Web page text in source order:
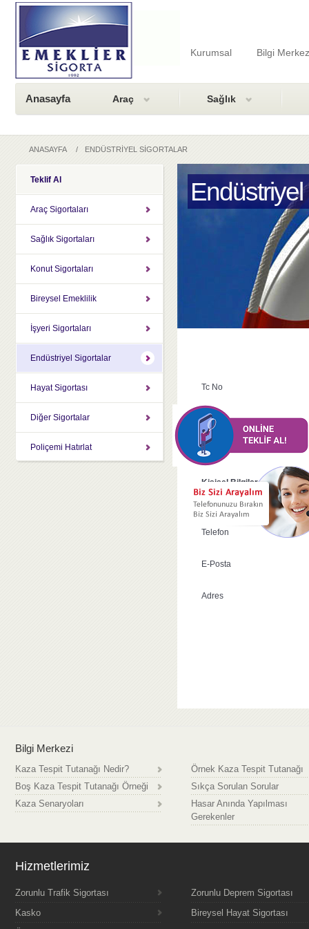
Anasayfa Araç Sağlık
Kurumsal Bilgi
ANASAYFA / ENDÜSTRİYEL SİGORTALAR
Tc No
Ürün Adı
Açıklama
Kişisel Bilgiler
Ad Soyad
Telefon
E-Posta
Adres
Teklif Al
Araç Sigortaları
Sağlık Sigortaları
Konut Sigortaları
Bireysel Emeklilik
İşyeri Sigortaları
Endüstriyel Sigortalar
Hayat Sigortası
Diğer Sigortalar
Poliçemi Hatırlat
Bilgi Merkezi
Kaza Tespit Tutanağı Nedir?
Boş Kaza Tespit Tutanağı Örneği
Kaza Senaryoları
Örnek Kaza Tespit Tutanağı
Sıkça Sorulan Sorular
Hasar Anında Yapılması
Gerekenler
Hizmetlerimiz
Zorunlu Trafik Sigortası
Kasko
Zorunlu Deprem Sigortası
Bireysel Hayat Sigortası